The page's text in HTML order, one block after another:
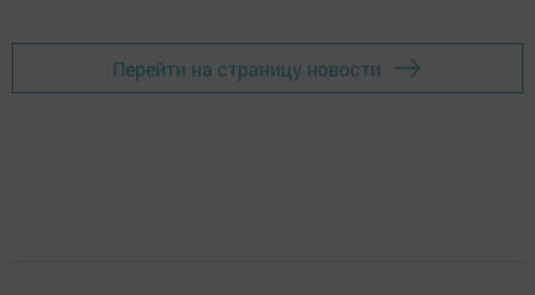
Перейти на страницу новости